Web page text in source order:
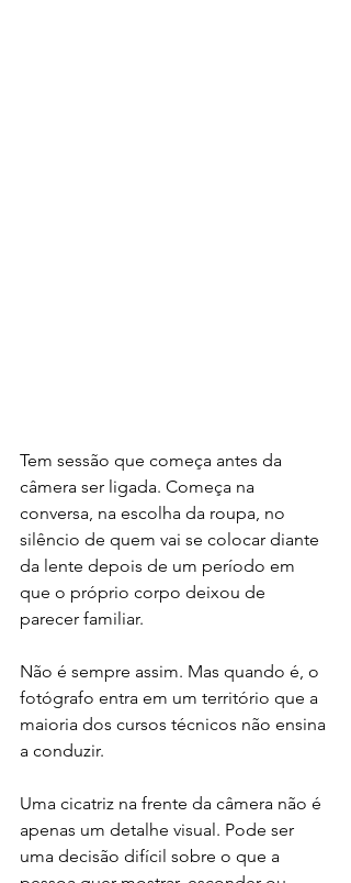
Tem sessão que começa antes da
câmera ser ligada. Começa na
conversa, na escolha da roupa, no
silêncio de quem vai se colocar diante
da lente depois de um período em
que o próprio corpo deixou de
parecer familiar.
Não é sempre assim. Mas quando é, o
fotógrafo entra em um território que a
maioria dos cursos técnicos não ensina
a conduzir.
Uma cicatriz na frente da câmera não é
apenas um detalhe visual. Pode ser
uma decisão difícil sobre o que a